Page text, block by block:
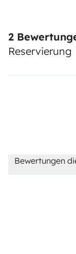
2
Reservierung
Bewertungen